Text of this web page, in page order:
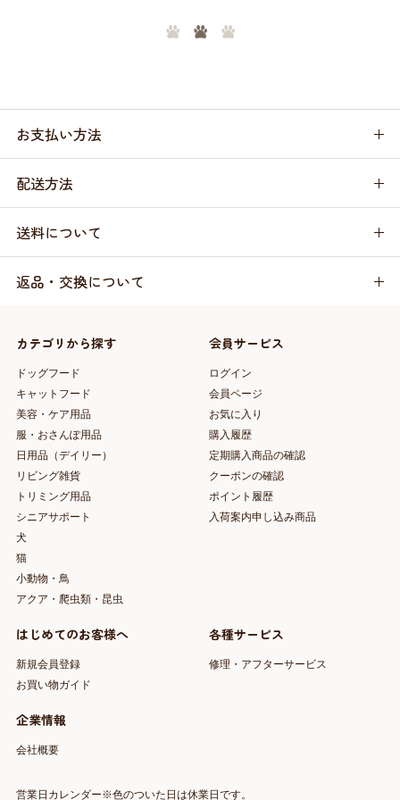
お支払い方法
配送方法
送料について
返品・交換について
カテゴリから探す
ドッグフード
キャットフード
美容・ケア用品
服・おさんぽ用品
日用品（デイリー）
リビング雑貨
トリミング用品
シニアサポート
犬
猫
小動物・鳥
アクア・爬虫類・昆虫
会員サービス
ログイン
会員ページ
お気に入り
購入履歴
定期購入商品の確認
クーポンの確認
ポイント履歴
入荷案内申し込み商品
はじめてのお客様へ
新規会員登録
お買い物ガイド
各種サービス
修理・アフターサービス
企業情報
会社概要
営業日カレンダー※色のついた日は休業日です。